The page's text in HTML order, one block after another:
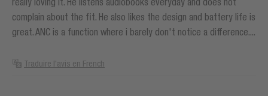
complain about the fit. He also likes the design and battery life is
great. ANC is a function where i barely don't notice a difference....
Traduire l'avis en French